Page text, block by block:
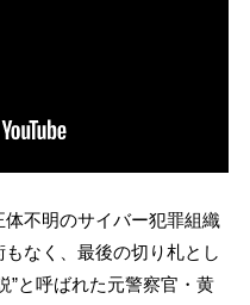
不明のサイバー犯罪組織
なく、最後の切り札とし
”と呼ばれた元警察官・黄